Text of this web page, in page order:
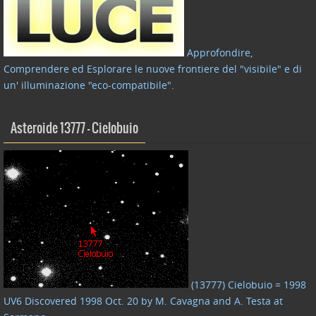
Approfondire,
Comprendere ed Esplorare le nuove frontiere del "visibile" e di
un' illuminazione "eco-compatibile".
Asteroide 13777 – Cielobuio
(13777) Cielobuio = 1998
UV6 Discovered 1998 Oct. 20 by M. Cavagna and A. Testa at